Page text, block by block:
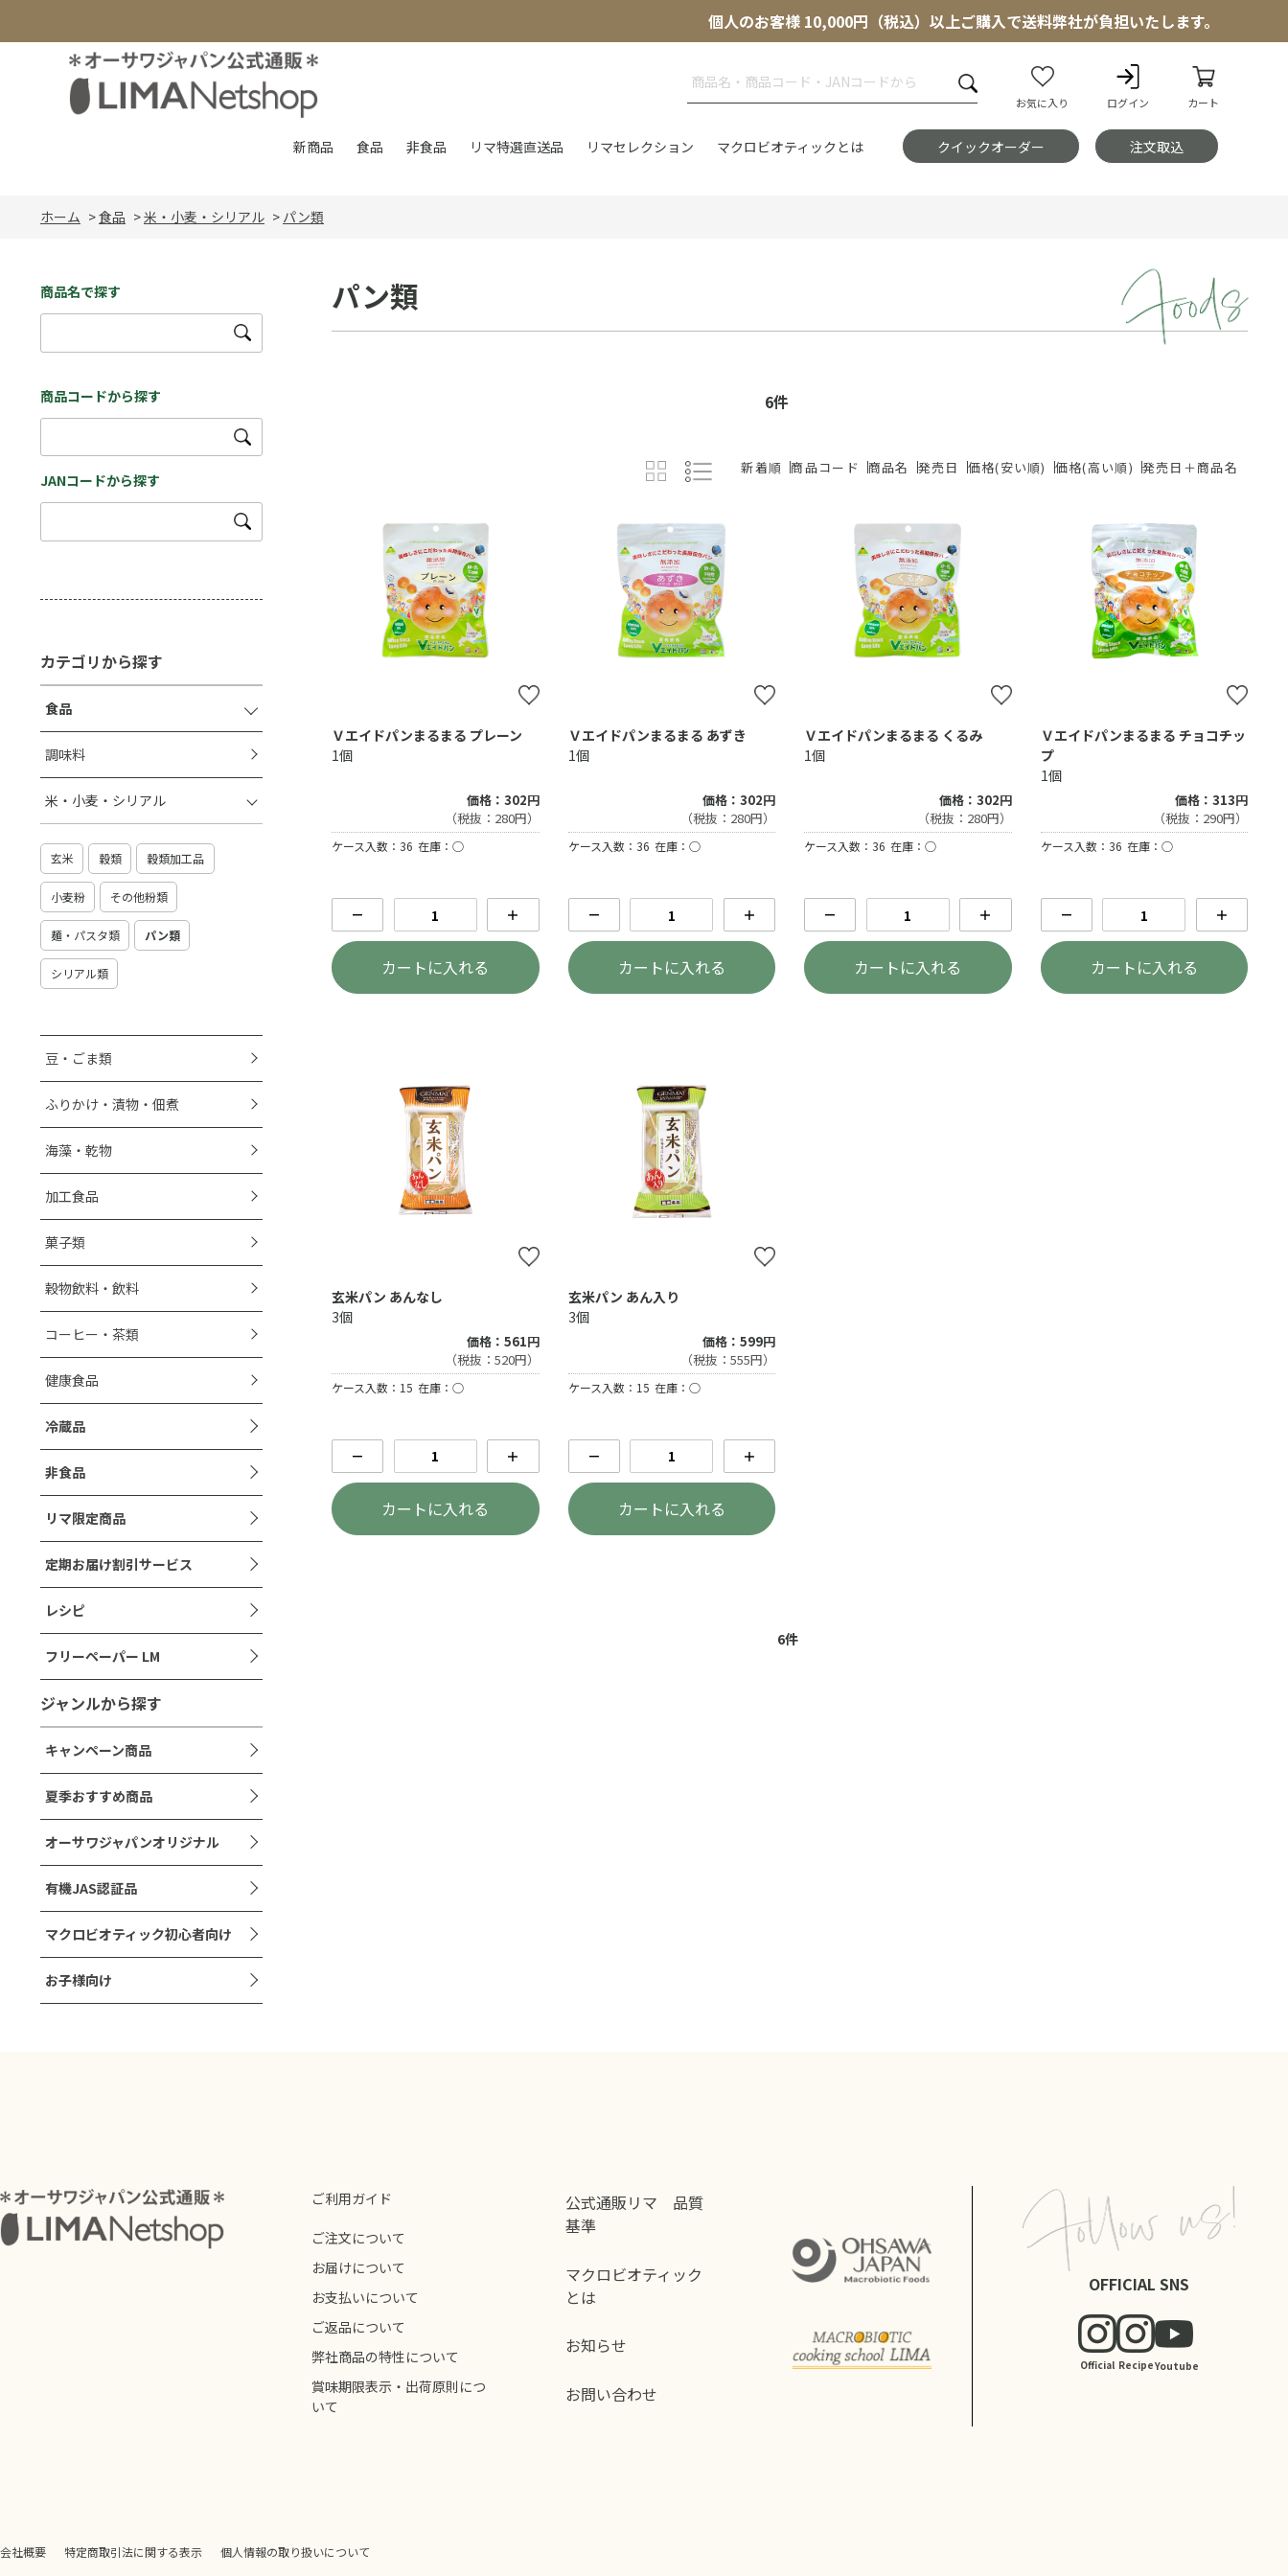
個人のお客様 10,000円（税込）以上ご購入で送料弊社が負担いたします。
お気に入り ログイン カート
新商品 食品 非食品 リマ特選直送品 リマセレクション マクロビオティックとは クイックオーダー 注文取込
ホーム >食品 >米・小麦・シリアル > パン類
商品名で探す
商品コードから探す
JANコードから探す
カテゴリから探す
食品
調味料
米・小麦・シリアル
玄米 穀類 穀類加工品
小麦粉 その他粉類
麺・パスタ類 パン類
シリアル類
豆・ごま類
ふりかけ・漬物・佃煮
海藻・乾物
加工食品
菓子類
穀物飲料・飲料
コーヒー・茶類
健康食品
冷蔵品
非食品
リマ限定商品
定期お届け割引サービス
レシピ
フリーペーパー LM
ジャンルから探す
キャンペーン商品
夏季おすすめ商品
オーサワジャパンオリジナル
有機JAS認証品
マクロビオティック初心者向け
お子様向け
パン類
新着順 商品コード 商品名 発売日 価格(安い順) 価格(高い順) 発売日＋商品名
6件
Ｖエイドパンまるまる プレーン
1個
価格：302円
（税抜：280円）
ケース入数：36 在庫：○
－ ＋
カートに入れる
Ｖエイドパンまるまる あずき
1個
価格：302円
（税抜：280円）
ケース入数：36 在庫：○
－ ＋
カートに入れる
Ｖエイドパンまるまる くるみ
1個
価格：302円
（税抜：280円）
ケース入数：36 在庫：○
－ ＋
カートに入れる
Ｖエイドパンまるまる チョコチッ
プ
1個
価格：313円
（税抜：290円）
ケース入数：36 在庫：○
－ ＋
カートに入れる
玄米パン あんなし
3個
価格：561円
（税抜：520円）
ケース入数：15 在庫：○
－ ＋
カートに入れる
玄米パン あん入り
3個
価格：599円
（税抜：555円）
ケース入数：15 在庫：○
－ ＋
カートに入れる
6件
ご利用ガイド
ご注文について
お届けについて
お支払いについて
ご返品について
弊社商品の特性について
賞味期限表示・出荷原則につ
いて
公式通販リマ 品質
基準
マクロビオティック
とは
お知らせ
お問い合わせ
OFFICIAL SNS
Official RecipeYoutube
会社概要 特定商取引法に関する表示 個人情報の取り扱いについて